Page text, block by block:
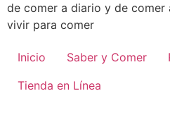
de comer a diario y de comer
vivir para comer
Inicio Saber y Comer
Tienda en Línea